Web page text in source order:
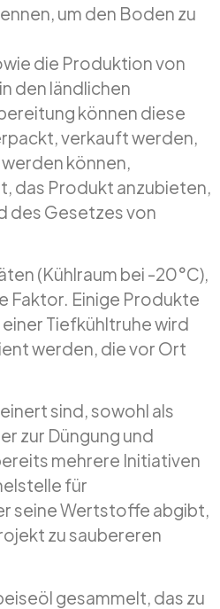
um den Boden zu
die Produktion von
den ländlichen
können diese
verkauft werden,
können,
das Produkt anzubieten,
des Gesetzes von
(Kühlraum bei -20°C),
Faktor. Einige Produkte
Tiefkühltruhe wird
werden, die vor Ort
sind, sowohl als
zur Düngung und
mehrere Initiativen
für
seine Wertstoffe abgibt,
zu saubereren
gesammelt, das zu